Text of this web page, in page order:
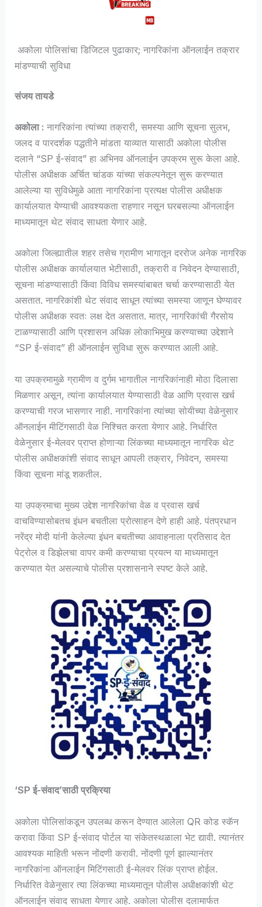
अकोला पोलिसांचा डिजिटल पुढाकार; नागरिकांना ऑनलाईन तक्रार
मांडण्याची सुविधा
संजय तायडे
अकोला : नागरिकांना त्यांच्या तक्रारी, समस्या आणि सूचना सुलभ,
जलद व पारदर्शक पद्धतीने मांडता याव्यात यासाठी अकोला पोलीस
दलाने “SP ई-संवाद” हा अभिनव ऑनलाईन उपक्रम सुरू केला आहे.
पोलीस अधीक्षक अर्चित चांडक यांच्या संकल्पनेतून सुरू करण्यात
आलेल्या या सुविधेमुळे आता नागरिकांना प्रत्यक्ष पोलीस अधीक्षक
कार्यालयात येण्याची आवश्यकता राहणार नसून घरबसल्या ऑनलाईन
माध्यमातून थेट संवाद साधता येणार आहे.
अकोला जिल्ह्यातील शहर तसेच ग्रामीण भागातून दररोज अनेक नागरिक
पोलीस अधीक्षक कार्यालयात भेटीसाठी, तक्रारी व निवेदन देण्यासाठी,
सूचना मांडण्यासाठी किंवा विविध समस्यांबाबत चर्चा करण्यासाठी येत
असतात. नागरिकांशी थेट संवाद साधून त्यांच्या समस्या जाणून घेण्यावर
पोलीस अधीक्षक स्वतः लक्ष देत असतात. मात्र, नागरिकांची गैरसोय
टाळण्यासाठी आणि प्रशासन अधिक लोकाभिमुख करण्याच्या उद्देशाने
“SP ई-संवाद” ही ऑनलाईन सुविधा सुरू करण्यात आली आहे.
या उपक्रमामुळे ग्रामीण व दुर्गम भागातील नागरिकांनाही मोठा दिलासा
मिळणार असून, त्यांना कार्यालयात येण्यासाठी वेळ आणि प्रवास खर्च
करण्याची गरज भासणार नाही. नागरिकांना त्यांच्या सोयीच्या वेळेनुसार
ऑनलाईन मीटिंगसाठी वेळ निश्चित करता येणार आहे. निर्धारित
वेळेनुसार ई-मेलवर प्राप्त होणाऱ्या लिंकच्या माध्यमातून नागरिक थेट
पोलीस अधीक्षकांशी संवाद साधून आपली तक्रार, निवेदन, समस्या
किंवा सूचना मांडू शकतील.
या उपक्रमाचा मुख्य उद्देश नागरिकांचा वेळ व प्रवास खर्च
वाचविण्यासोबतच इंधन बचतीला प्रोत्साहन देणे हाही आहे. पंतप्रधान
नरेंद्र मोदी यांनी केलेल्या इंधन बचतीच्या आवाहनाला प्रतिसाद देत
पेट्रोल व डिझेलचा वापर कमी करण्याचा प्रयत्न या माध्यमातून
करण्यात येत असल्याचे पोलीस प्रशासनाने स्पष्ट केले आहे.
‘SP ई-संवाद’साठी प्रक्रिया
अकोला पोलिसांकडून उपलब्ध करून देण्यात आलेला QR कोड स्कॅन
करावा किंवा SP ई-संवाद पोर्टल या संकेतस्थळाला भेट द्यावी. त्यानंतर
आवश्यक माहिती भरून नोंदणी करावी. नोंदणी पूर्ण झाल्यानंतर
नागरिकांना ऑनलाईन मिटिंगसाठी ई-मेलवर लिंक प्राप्त होईल.
निर्धारित वेळेनुसार त्या लिंकच्या माध्यमातून पोलीस अधीक्षकांशी थेट
ऑनलाईन संवाद साधता येणार आहे. अकोला पोलीस दलामार्फत